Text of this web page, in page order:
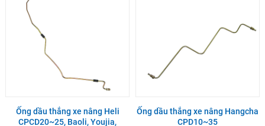
Ống dầu thắng xe nâng Heli
CPCD20~25, Baoli, Youjia,
Ống dầu thắng xe nâng Hangcha
CPD10~35